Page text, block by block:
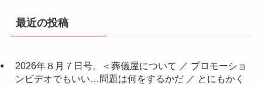
最近の投稿
2026年８月７日号。＜葬儀屋について ／ プロモーショ
ンビデオでもいい…問題は何をするかだ ／ とにもかく